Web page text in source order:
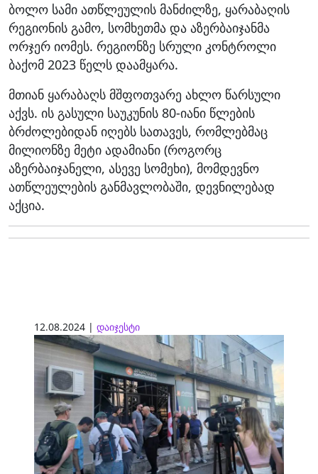
ბოლო სამი ათწლეულის მანძილზე, ყარაბაღის
რეგიონის გამო, სომხეთმა და აზერბაიჯანმა
ორჯერ იომეს. რეგიონზე სრული კონტროლი
ბაქომ 2023 წელს დაამყარა.
მთიან ყარაბაღს მშფოთვარე ახლო წარსული
აქვს. ის გასული საუკუნის 80-იანი წლების
ბრძოლებიდან იღებს სათავეს, რომლებმაც
მილიონზე მეტი ადამიანი (როგორც
აზერბაიჯანელი, ასევე სომეხი), მომდევნო
ათწლეულების განმავლობაში, დევნილებად
აქცია.
12.08.2024 | დაიჯესტი